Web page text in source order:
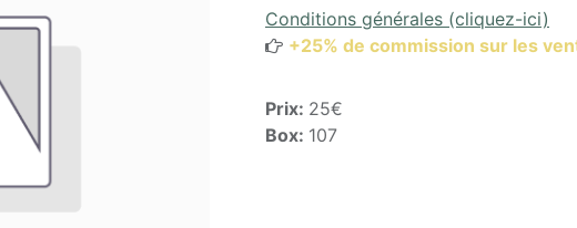
Conditions générales (cliquez-ici)
+25% de commission sur les
Prix: 25€
Box: 107